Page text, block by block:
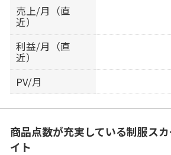
売上/月（直
近）
利益/月（直
近）
PV/月
商品点数が充実している制服ス
イト